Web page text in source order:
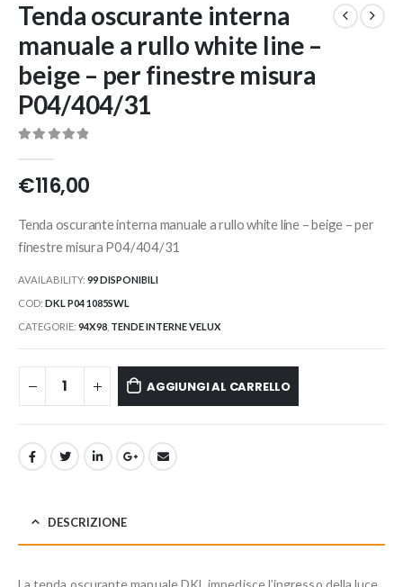
Tenda oscurante interna
manuale a rullo white line –
beige – per finestre misura
P04/404/31
€116,00
Tenda oscurante interna manuale a rullo white line – beige – per
finestre misura P04/404/31
AVAILABILITY: 99 DISPONIBILI
COD: DKL P04 1085SWL
CATEGORIE: 94X98 TENDE INTERNE VELUX
AGGIUNGI AL CARRELLO
DESCRIZIONE